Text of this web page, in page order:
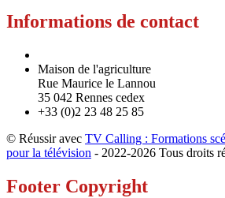
Informations de contact
Maison de l'agriculture
Rue Maurice le Lannou
35 042 Rennes cedex
+33 (0)2 23 48 25 85
© Réussir avec TV Calling : Formations
pour la télévision - 2022-2026 Tous droits
Footer Copyright